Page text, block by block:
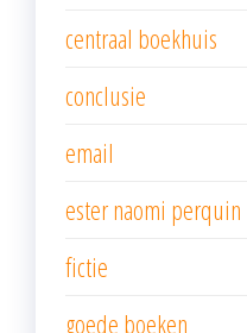
centraal boekhuis
conclusie
email
ester naomi perquin
fictie
goede boeken